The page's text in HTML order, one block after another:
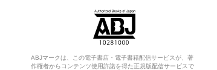
ABJマークは、この電子書店・電子書籍配信サービスが、著
作権者からコンテンツ使用許諾を得た正規版配信サービスで